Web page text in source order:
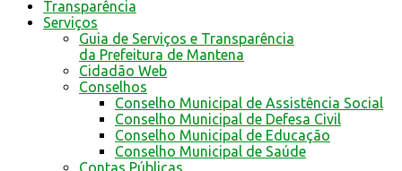
Transparência
Serviços
Guia de Serviços e Transparência
da Prefeitura de Mantena
Cidadão Web
Conselhos
Conselho Municipal de Assistência Social
Conselho Municipal de Defesa Civil
Conselho Municipal de Educação
Conselho Municipal de Saúde
Contas Públicas